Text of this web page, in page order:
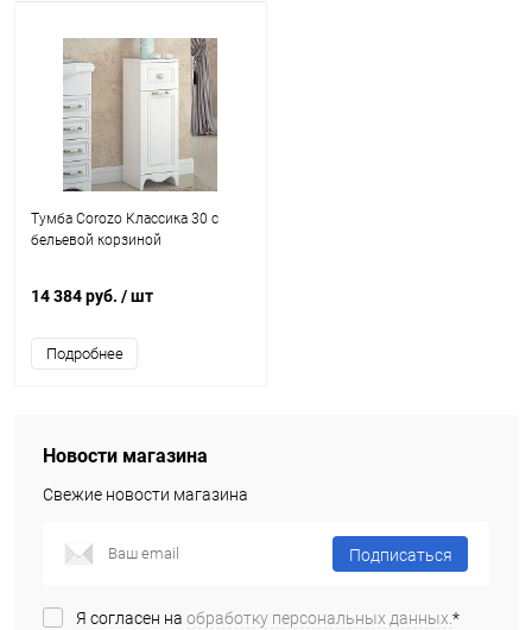
Тумба Corozo Классика 30 с
бельевой корзиной
14 384 руб. / шт
Подробнее
Новости магазина
Свежие новости магазина
Подписаться
Я согласен на обработку персональных данных.*